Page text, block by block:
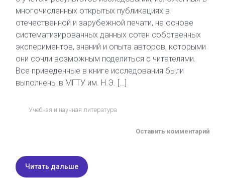
многочисленных открытых публикациях в
отечественной и зарубежной печати, на основе
систематизированных данных сотен собственных
экспериментов, знаний и опыта авторов, которыми
они сочли возможным поделиться с читателями.
Все приведенные в книге исследования были
выполнены в МГТУ им. Н.Э. […]
Учебная и научная литература
Оставить комментарий
Читать дальше